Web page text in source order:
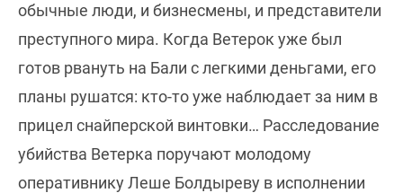
обычные люди, и бизнесмены, и представители
преступного мира. Когда Ветерок уже был
готов рвануть на Бали с легкими деньгами, его
планы рушатся: кто-то уже наблюдает за ним в
прицел снайперской винтовки… Расследование
убийства Ветерка поручают молодому
оперативнику Леше Болдыреву в исполнении